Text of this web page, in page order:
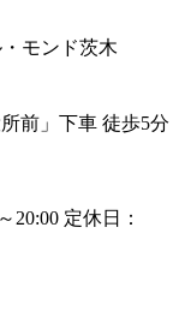
モンド茨木
前」下車 徒歩5分